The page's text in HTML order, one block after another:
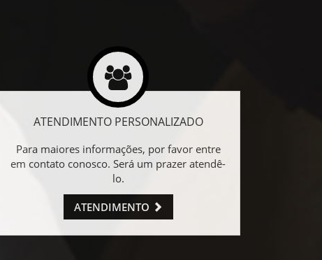
ATENDIMENTO PERSONALIZADO
Para maiores informações, por favor entre
em contato conosco. Será um prazer atendê-
lo.
ATENDIMENTO